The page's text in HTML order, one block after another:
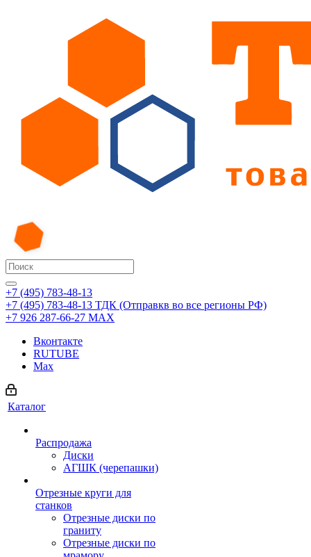
+7 (495) 783-48-13
+7 (495) 783-48-13 ТДК (Отправкв во все регионы РФ)
+7 926 287-66-27 МАХ
Вконтакте
RUTUBE
Max
Каталог
Распродажа
Диски
АГШК (черепашки)
Отрезные круги для
станков
Отрезные диски по
граниту
Отрезные диски по